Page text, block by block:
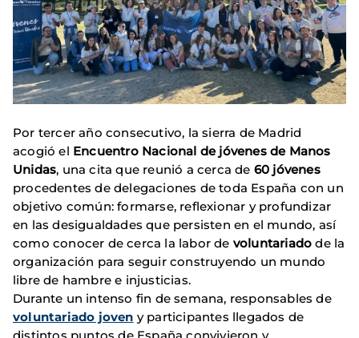
Por tercer año consecutivo, la sierra de Madrid
acogió el Encuentro Nacional de jóvenes de Manos
Unidas, una cita que reunió a cerca de 60 jóvenes
procedentes de delegaciones de toda España con un
objetivo común: formarse, reflexionar y profundizar
en las desigualdades que persisten en el mundo, así
como conocer de cerca la labor de voluntariado de la
organización para seguir construyendo un mundo
libre de hambre e injusticias.
Durante un intenso fin de semana, responsables de
voluntariado joven y participantes llegados de